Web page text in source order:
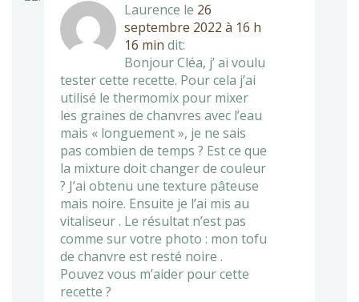
Laurence le 26
septembre 2022 à 16 h
16 min dit:
Bonjour Cléa, j’ ai voulu
tester cette recette. Pour cela j’ai
utilisé le thermomix pour mixer
les graines de chanvres avec l’eau
mais « longuement », je ne sais
pas combien de temps ? Est ce que
la mixture doit changer de couleur
? J’ai obtenu une texture pâteuse
mais noire. Ensuite je l’ai mis au
vitaliseur . Le résultat n’est pas
comme sur votre photo : mon tofu
de chanvre est resté noire .
Pouvez vous m’aider pour cette
recette ?